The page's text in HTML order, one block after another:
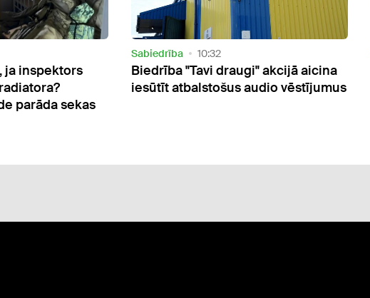
ja inspektors
parāda sekas
Sabiedrība 10:32
Biedrība "Tavi draugi" akcijā aicina
iesūtīt atbalstošus audio vēstījumus